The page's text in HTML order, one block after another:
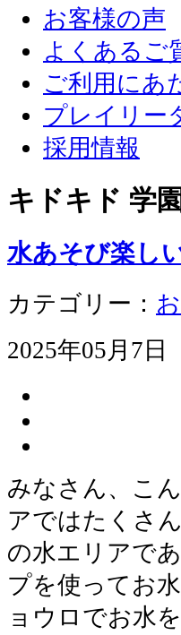
お客様の声
よくあるご
ご利用にあ
プレイリー
採用情報
キドキド 学
水あそび楽し
カテゴリー：
2025年05月7日
みなさん、こ
アではたくさ
の水エリアで
プを使ってお
ョウロでお水